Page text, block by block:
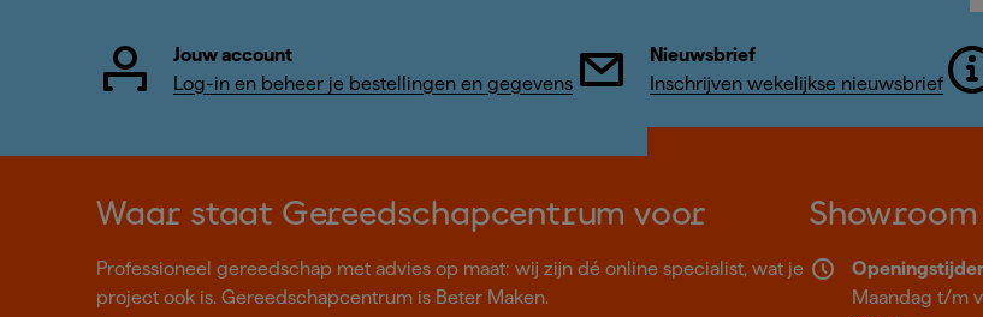
Jouw account
Log-in en beheer je bestellingen en gegevens
Nieuwsbrief
Inschrijven wekelijkse nieuwsbrief
Waar staat Gereedschapcentrum voor
Professioneel gereedschap met advies op maat: wij zijn dé online specialist, wat je
project ook is. Gereedschapcentrum is Beter Maken.
Maandag t/m